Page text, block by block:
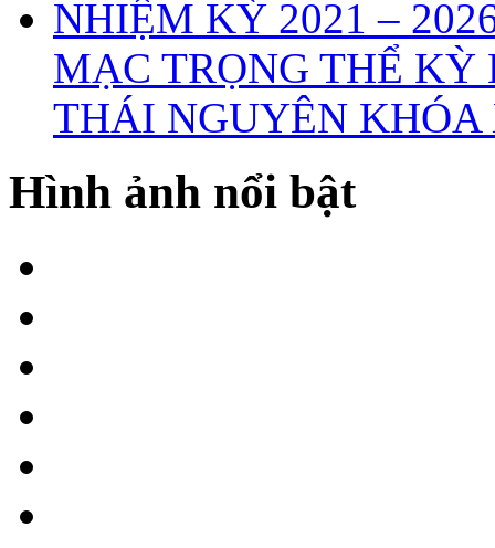
MẠC TRỌNG THỂ
THÁI NGUYÊN KHÓA
Hình ảnh nổi bật